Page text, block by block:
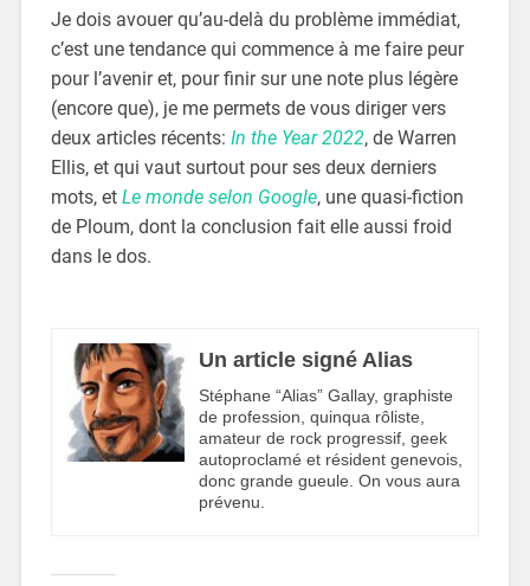
Je dois avouer qu’au-delà du problème immédiat,
c’est une tendance qui commence à me faire peur
pour l’avenir et, pour finir sur une note plus légère
(encore que), je me permets de vous diriger vers
deux articles récents: In the Year 2022, de Warren
Ellis, et qui vaut surtout pour ses deux derniers
mots, et Le monde selon Google, une quasi-fiction
de Ploum, dont la conclusion fait elle aussi froid
dans le dos.
Un article signé Alias
Stéphane “Alias” Gallay, graphiste
de profession, quinqua rôliste,
amateur de rock progressif, geek
autoproclamé et résident genevois,
donc grande gueule. On vous aura
prévenu.